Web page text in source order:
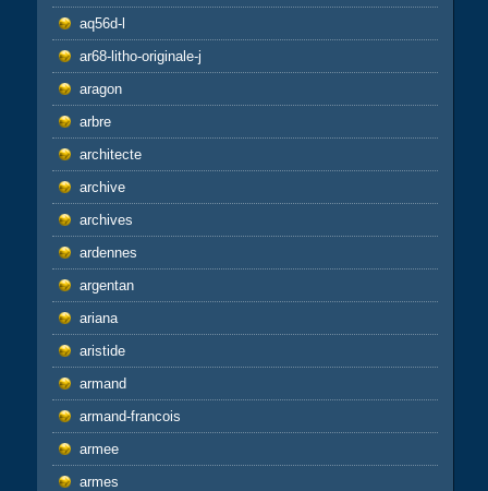
aq56d-l
ar68-litho-originale-j
aragon
arbre
architecte
archive
archives
ardennes
argentan
ariana
aristide
armand
armand-francois
armee
armes